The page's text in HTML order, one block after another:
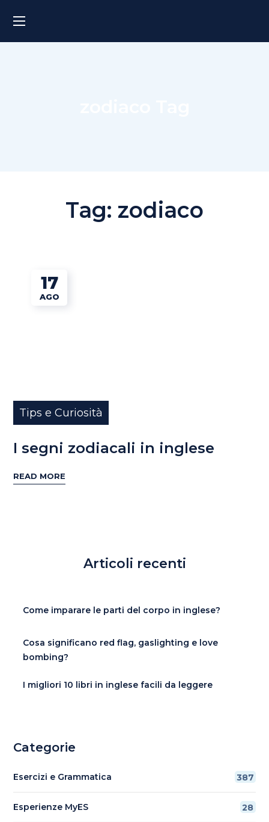
Tag: zodiaco
17
AGO
Tips e Curiosità
I segni zodiacali in inglese
READ MORE
Articoli recenti
Come imparare le parti del corpo in inglese?
Cosa significano red flag, gaslighting e love
bombing?
I migliori 10 libri in inglese facili da leggere
Categorie
Esercizi e Grammatica 387
Esperienze MyES 28